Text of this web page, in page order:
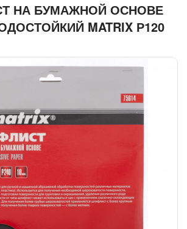
НА БУМАЖНОЙ ОСНОВЕ
MATRIX Р120